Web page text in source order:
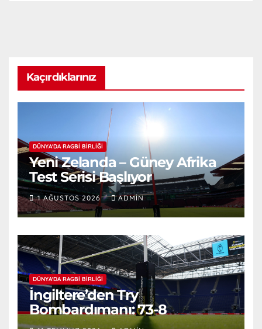
Kaçırdıklarınız
DÜNYA'DA RAGBI BIRLIĞI
Yeni Zelanda – Güney Afrika
Test Serisi Başlıyor
1 AĞUSTOS 2026 ADMIN
DÜNYA'DA RAGBI BIRLIĞI
İngiltere’den Try
Bombardımanı: 73-8